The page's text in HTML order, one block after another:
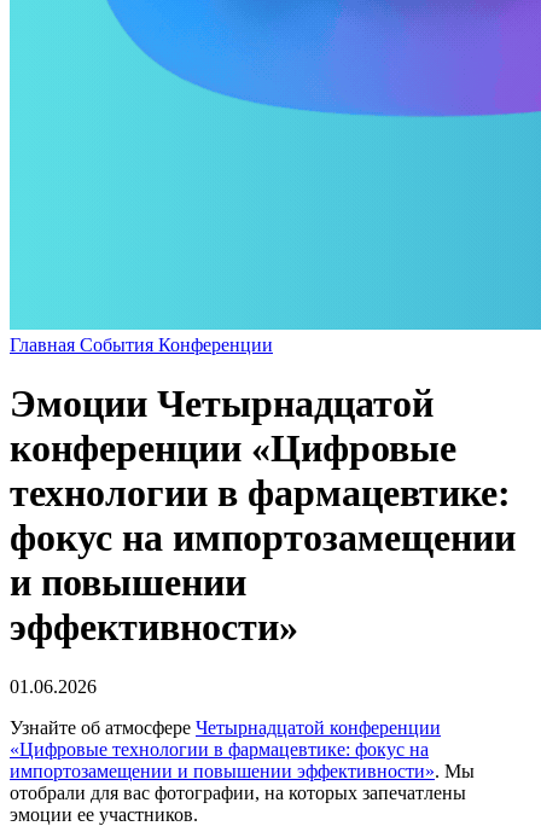
Главная События Конференции
Эмоции Четырнадцатой
конференции «Цифровые
технологии в фармацевтике:
фокус на импортозамещении
и повышении
эффективности»
01.06.2026
Узнайте об атмосфере Четырнадцатой конференции
«Цифровые технологии в фармацевтике: фокус на
импортозамещении и повышении эффективности». Мы
отобрали для вас фотографии, на которых запечатлены
эмоции ее участников.